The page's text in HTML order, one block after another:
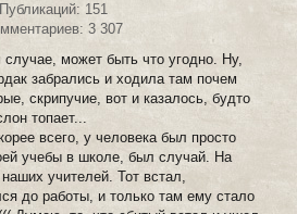
Публикаций: 151
3 307
может быть что угодно. Ну,
забрались и ходила там почем
скрипучие, вот и казалось, будто
топает...
всего, у человека был просто
учебы в школе, был случай. На
учителей. Тот встал,
до работы, и только там ему стало